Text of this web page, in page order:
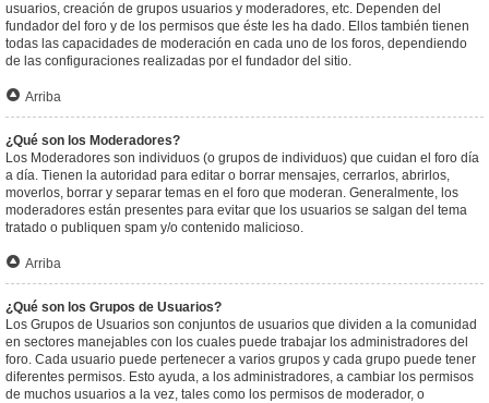
usuarios, creación de grupos usuarios y moderadores, etc. Dependen del
fundador del foro y de los permisos que éste les ha dado. Ellos también tienen
todas las capacidades de moderación en cada uno de los foros, dependiendo
de las configuraciones realizadas por el fundador del sitio.
Arriba
¿Qué son los Moderadores?
Los Moderadores son individuos (o grupos de individuos) que cuidan el foro día
a día. Tienen la autoridad para editar o borrar mensajes, cerrarlos, abrirlos,
moverlos, borrar y separar temas en el foro que moderan. Generalmente, los
moderadores están presentes para evitar que los usuarios se salgan del tema
tratado o publiquen spam y/o contenido malicioso.
Arriba
¿Qué son los Grupos de Usuarios?
Los Grupos de Usuarios son conjuntos de usuarios que dividen a la comunidad
en sectores manejables con los cuales puede trabajar los administradores del
foro. Cada usuario puede pertenecer a varios grupos y cada grupo puede tener
diferentes permisos. Esto ayuda, a los administradores, a cambiar los permisos
de muchos usuarios a la vez, tales como los permisos de moderador, o